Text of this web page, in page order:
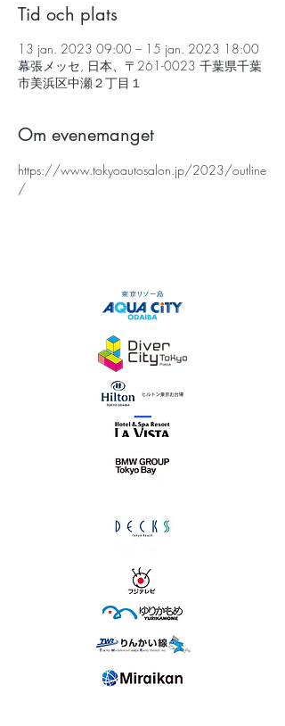
Tid och plats
13 jan. 2023 09:00 – 15 jan. 2023 18:00
幕張メッセ, 日本、〒261-0023 千葉県千葉
市美浜区中瀬２丁目１
Om evenemanget
https://www.tokyoautosalon.jp/2023/outline
/